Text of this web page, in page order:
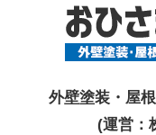
外壁塗装・屋
(運営：